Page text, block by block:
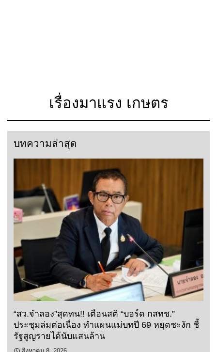
เรื่องมาแรง เกษตร
บทความล่าสุด
“สว.จำลอง”สุดทน!! เตือนสติ “บอร์ด กสทช.”
ประชุมล่มต่อเนื่อง ทำแผนแม่บทปี 69 หยุดชะงัก ชี้
รัฐสูญรายได้นับแสนล้าน